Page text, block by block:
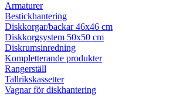
Armaturer
Bestickhantering
Diskkorgar/backar 46x46 cm
Diskkorgsystem 50x50 cm
Diskrumsinredning
Kompletterande produkter
Rangerställ
Tallrikskassetter
Vagnar för diskhantering